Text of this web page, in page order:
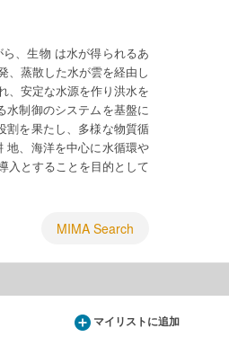
、生物 は水が得られるあ
、蒸散した水が雲を経由し
、安定な水源を作り洪水を
水制御のシステムを基盤に
割を果たし、多様な物質循
地、海洋を中心に水循環や
入とすることを目的として
MIMA Search
マイリストに追加